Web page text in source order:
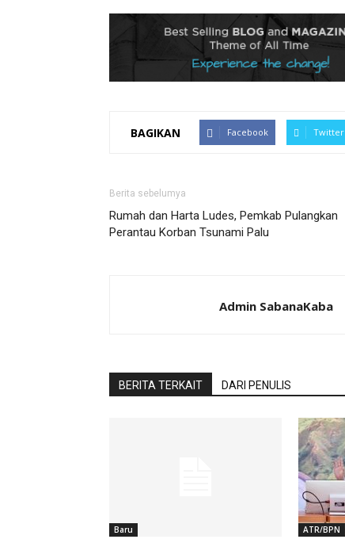
BAGIKAN Facebook Twitter
Berita sebelumya
Rumah dan Harta Ludes, Pemkab Pulangkan
Perantau Korban Tsunami Palu
Admin SabanaKaba
BERITA TERKAIT DARI PENULIS
Baru ATR/BPN